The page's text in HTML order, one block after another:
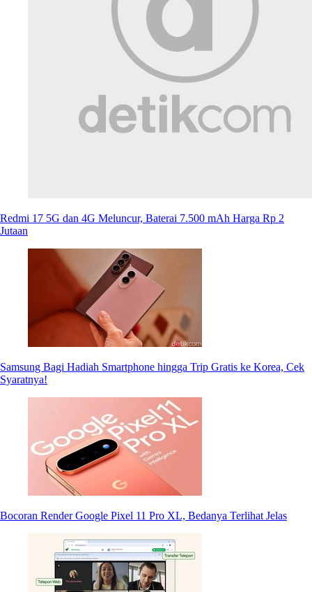
Redmi 17 5G dan 4G Meluncur, Baterai 7.500 mAh Harga Rp 2
Jutaan
Samsung Bagi Hadiah Smartphone hingga Trip Gratis ke Korea, Cek
Syaratnya!
Bocoran Render Google Pixel 11 Pro XL, Bedanya Terlihat Jelas